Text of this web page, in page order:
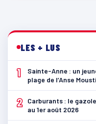
LES + LUS
1
Sainte-Anne : un
plage de l’Anse
2
Carburants : le
au 1er août 2026